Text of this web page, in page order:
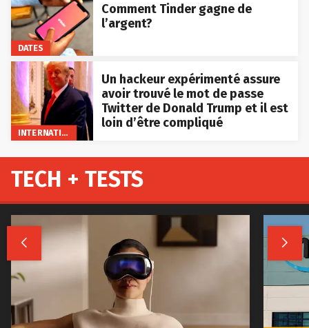
DATES
Comment Tinder gagne de
l’argent?
INTERNATIONAL
Un hackeur expérimenté assure
avoir trouvé le mot de passe
Twitter de Donald Trump et il est
loin d’être compliqué
TECH + TESTS
 